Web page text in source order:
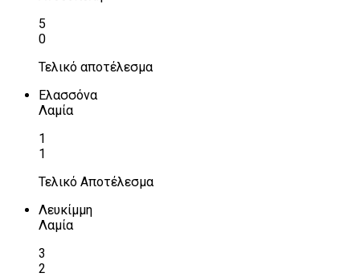
5
0
Τελικό αποτέλεσμα
Ελασσόνα
Λαμία
1
1
Τελικό Αποτέλεσμα
Λευκίμμη
Λαμία
3
2